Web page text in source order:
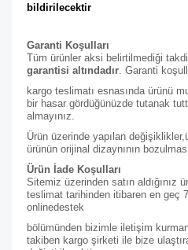
bildirilecektir
Garanti Koşulları
Tüm ürünler aksi belirtilmediği
garantisi altındadır . Garanti
kargo teslimatı esnasında ürünü
bir hasar gördüğünüzde tutanak
almayınız.
Ürün üzerinde yapılan
ürünün orijinal dizaynının
Ürün İade Koşulları
Sitemiz üzerinden satın aldığınız
teslimat tarihinden itibaren en geç
onlinedestek
bölümünden bizimle iletişim
takiben kargo şirketi ile bize